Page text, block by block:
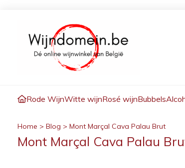
Rode WijnWitte wijnRosé wijnBubbels
Home > Blog > Mont Marçal Cava Palau Brut
Mont Marçal Cava Palau